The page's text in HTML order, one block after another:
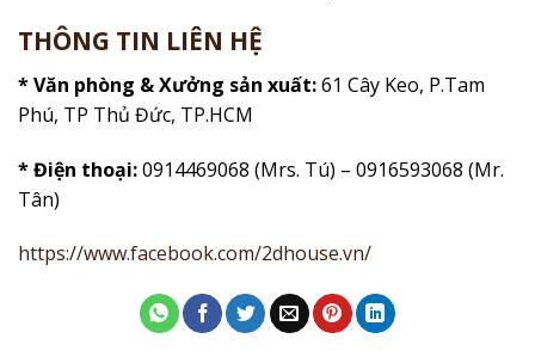
THÔNG TIN LIÊN HỆ
* Văn phòng & Xưởng sản xuất:61 Cây Keo, P.Tam
Phú, TP Thủ Đức, TP.HCM
* Điện thoại:0914469068 (Mrs. Tú) – 0916593068 (Mr.
Tân)
https://www.facebook.com/2dhouse.vn/